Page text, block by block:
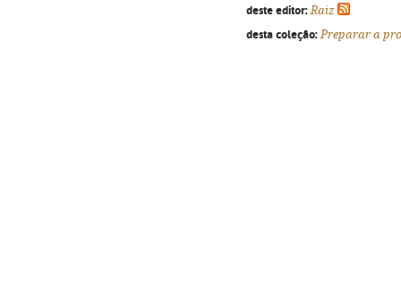
deste editor: Raiz
desta coleção: Preparar a